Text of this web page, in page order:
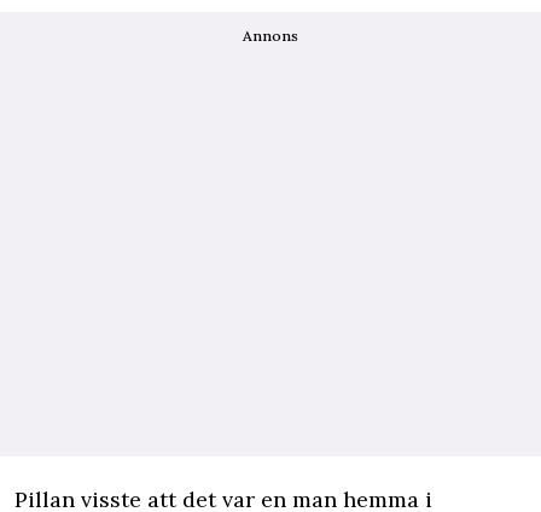
Annons
Pillan visste att det var en man hemma i